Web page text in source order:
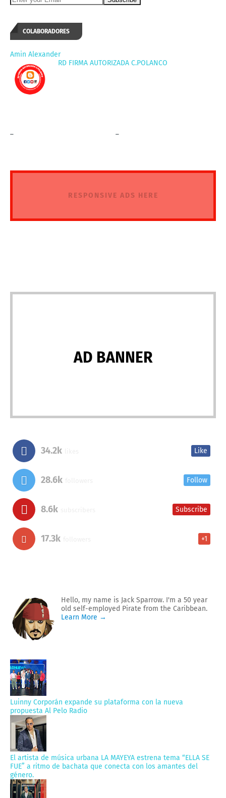
COLABORADORES
Amin Alexander
RD FIRMA AUTORIZADA C.POLANCO
RESPONSIVE ADS HERE
AD BANNER
34.2k Like
28.6k Follow
8.6k Subscribe
17.3k +1
Hello, my name is Jack Sparrow. I'm a 50 year
old self-employed Pirate from the Caribbean.
Learn More →
Luinny Corporán expande su plataforma con la nueva
propuesta Al Pelo Radio
El artista de música urbana LA MAYEYA estrena tema “ELLA SE
FUE” a ritmo de bachata que conecta con los amantes del
género.